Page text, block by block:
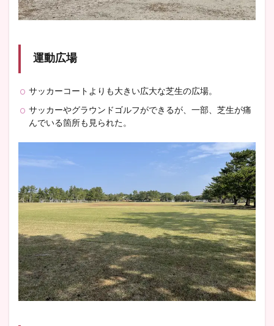
運動広場
サッカーコートよりも大きい広大な芝生の広場。
サッカーやグラウンドゴルフができるが、一部、芝生が痛
んでいる箇所も見られた。